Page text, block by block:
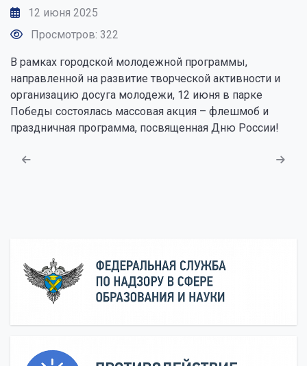
12 июня 2025
Просмотров: 322
В рамках городской молодежной программы,
направленной на развитие творческой активности и
организацию досуга молодежи, 12 июня в парке
Победы состоялась массовая акция – флешмоб и
праздничная программа, посвященная Дню России!